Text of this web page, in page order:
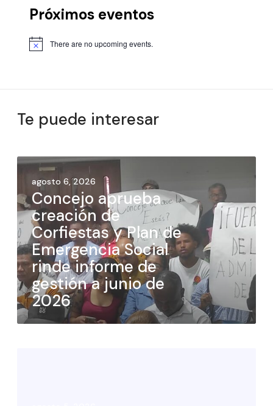
Próximos eventos
There are no upcoming events.
Te puede interesar
agosto 6, 2026
Concejo aprueba
creación de
Corfiestas y Plan de
Emergencia Social
rinde informe de
gestión a junio de
2026